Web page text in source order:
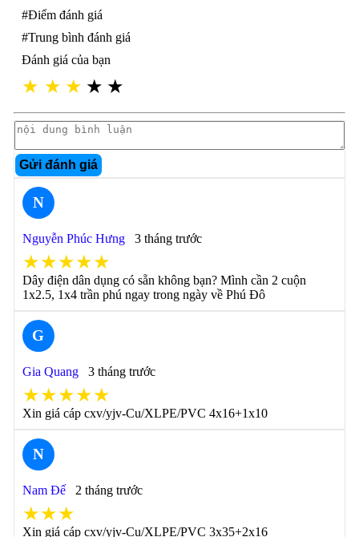
#Điểm đánh giá
#Trung bình đánh giá
Đánh giá của bạn
★ ★ ★ ★ ★
Gửi đánh giá
N
Nguyễn Phúc Hưng 3 tháng trước
★★★★★
Dây điện dân dụng có sẵn không bạn? Mình cần 2 cuộn
1x2.5, 1x4 trần phú ngay trong ngày về Phú Đô
G
Gia Quang 3 tháng trước
★★★★★
Xin giá cáp cxv/yjv-Cu/XLPE/PVC 4x16+1x10
N
Nam Đế 2 tháng trước
★★★
Xin giá cáp cxv/yjv-Cu/XLPE/PVC 3x35+2x16